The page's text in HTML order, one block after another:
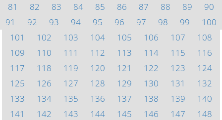
81
82 83 84 85 86 87 88 89
90
91
92 93 94 95 96 97 98 99
100
101
102 103 104 105 106 107
108
109
110 111 112 113 114 115
116
117
118 119 120 121 122 123
124
125
126 127 128 129 130 131
132
133
134 135 136 137 138 139
140
141
142 143 144 145 146 147
148